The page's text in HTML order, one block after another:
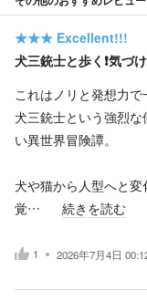
★★★ Excellent!!!
犬三銃士と歩く❗️気づ
これはノリと発想力
犬三銃士という強烈
い異世界冒険譚。
犬や猫から人型へと
覚…
続きを読む
1 2026年7月4日